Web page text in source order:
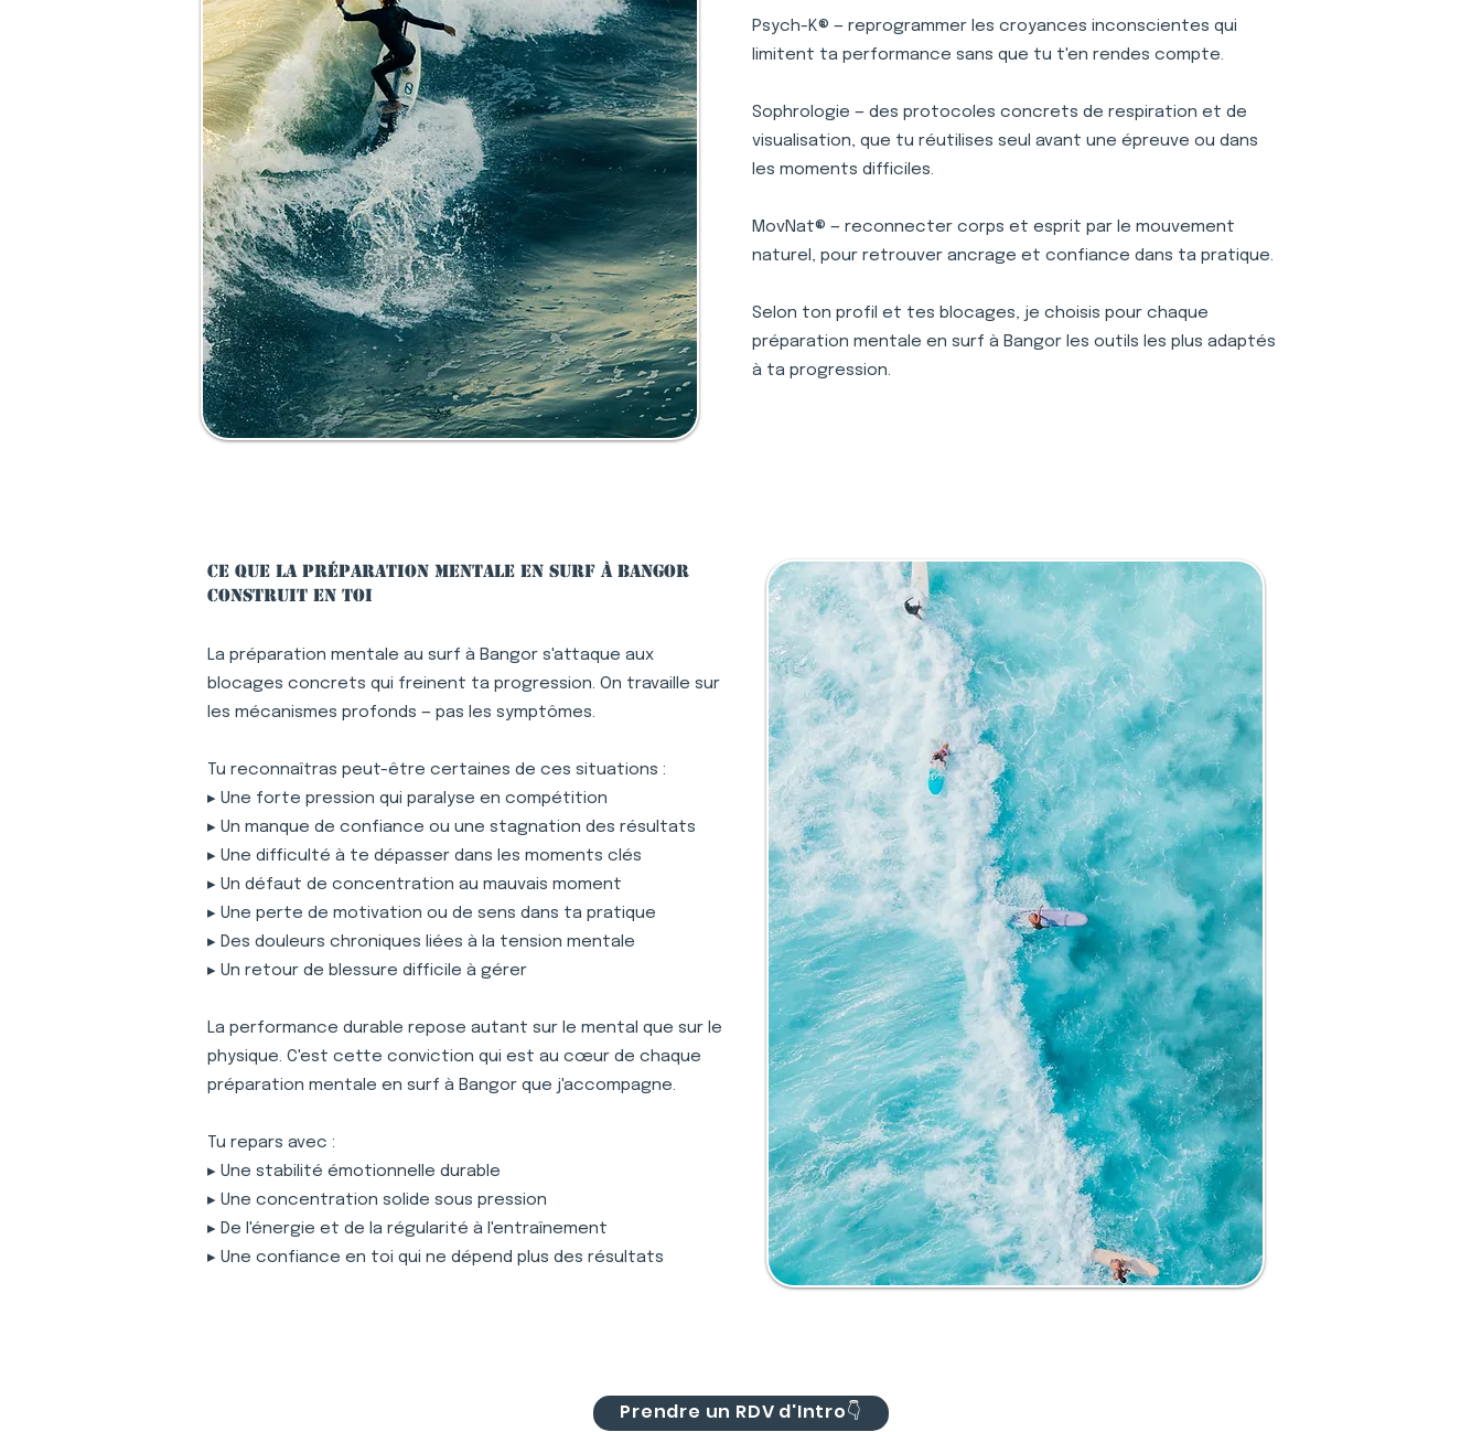
Psych-K® — reprogrammer les croyances inconscientes qui
limitent ta performance sans que tu t'en rendes compte.
Sophrologie — des protocoles concrets de respiration et de
visualisation, que tu réutilises seul avant une épreuve ou dans
les moments difficiles.
MovNat® — reconnecter corps et esprit par le mouvement
naturel, pour retrouver ancrage et confiance dans ta pratique.
Selon ton profil et tes blocages, je choisis pour chaque
préparation mentale en surf à Bangor les outils les plus adaptés
à ta progression.
Ce que la préparation mentale en surf à Bangor
construit en toi
La préparation mentale au surf à Bangor s'attaque aux
blocages concrets qui freinent ta progression. On travaille sur
les mécanismes profonds — pas les symptômes.
Tu reconnaîtras peut-être certaines de ces situations :
▸ Une forte pression qui paralyse en compétition
▸ Un manque de confiance ou une stagnation des résultats
▸ Une difficulté à te dépasser dans les moments clés
▸ Un défaut de concentration au mauvais moment
▸ Une perte de motivation ou de sens dans ta pratique
▸ Des douleurs chroniques liées à la tension mentale
▸ Un retour de blessure difficile à gérer
La performance durable repose autant sur le mental que sur le
physique. C'est cette conviction qui est au cœur de chaque
préparation mentale en surf à Bangor que j'accompagne.
Tu repars avec :
▸ Une stabilité émotionnelle durable
▸ Une concentration solide sous pression
▸ De l'énergie et de la régularité à l'entraînement
▸ Une confiance en toi qui ne dépend plus des résultats
Prendre un RDV d'Intro👇